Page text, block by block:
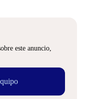
este anuncio,